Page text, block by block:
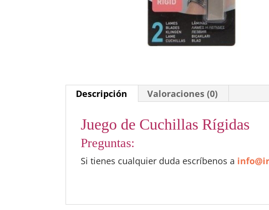
Descripción Valoraciones (0)
Juego de Cuchillas Rígidas
Preguntas:
Si tienes cualquier duda escríbenos a